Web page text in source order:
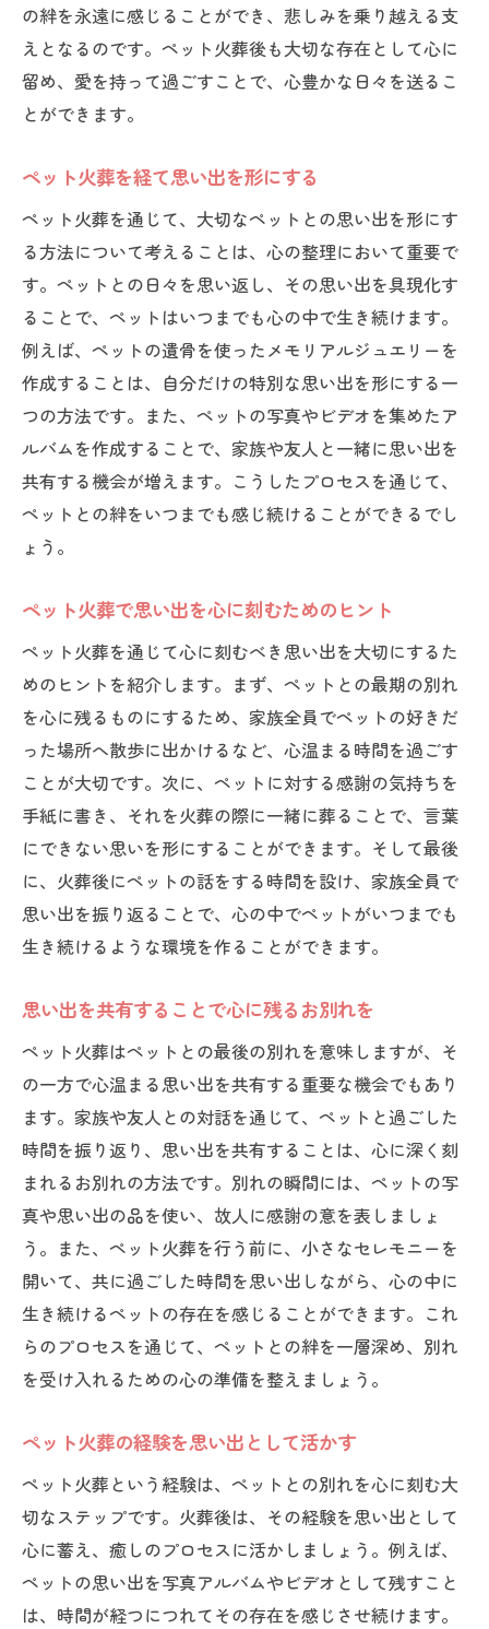
の絆を永遠に感じることができ、悲しみを乗り越える支
えとなるのです。ペット火葬後も大切な存在として心に
留め、愛を持って過ごすことで、心豊かな日々を送るこ
とができます。
ペット火葬を経て思い出を形にする
ペット火葬を通じて、大切なペットとの思い出を形にす
る方法について考えることは、心の整理において重要で
す。ペットとの日々を思い返し、その思い出を具現化す
ることで、ペットはいつまでも心の中で生き続けます。
例えば、ペットの遺骨を使ったメモリアルジュエリーを
作成することは、自分だけの特別な思い出を形にする一
つの方法です。また、ペットの写真やビデオを集めたア
ルバムを作成することで、家族や友人と一緒に思い出を
共有する機会が増えます。こうしたプロセスを通じて、
ペットとの絆をいつまでも感じ続けることができるでし
ょう。
ペット火葬で思い出を心に刻むためのヒント
ペット火葬を通じて心に刻むべき思い出を大切にするた
めのヒントを紹介します。まず、ペットとの最期の別れ
を心に残るものにするため、家族全員でペットの好きだ
った場所へ散歩に出かけるなど、心温まる時間を過ごす
ことが大切です。次に、ペットに対する感謝の気持ちを
手紙に書き、それを火葬の際に一緒に葬ることで、言葉
にできない思いを形にすることができます。そして最後
に、火葬後にペットの話をする時間を設け、家族全員で
思い出を振り返ることで、心の中でペットがいつまでも
生き続けるような環境を作ることができます。
思い出を共有することで心に残るお別れを
ペット火葬はペットとの最後の別れを意味しますが、そ
の一方で心温まる思い出を共有する重要な機会でもあり
ます。家族や友人との対話を通じて、ペットと過ごした
時間を振り返り、思い出を共有することは、心に深く刻
まれるお別れの方法です。別れの瞬間には、ペットの写
真や思い出の品を使い、故人に感謝の意を表しましょ
う。また、ペット火葬を行う前に、小さなセレモニーを
開いて、共に過ごした時間を思い出しながら、心の中に
生き続けるペットの存在を感じることができます。これ
らのプロセスを通じて、ペットとの絆を一層深め、別れ
を受け入れるための心の準備を整えましょう。
ペット火葬の経験を思い出として活かす
ペット火葬という経験は、ペットとの別れを心に刻む大
切なステップです。火葬後は、その経験を思い出として
心に蓄え、癒しのプロセスに活かしましょう。例えば、
ペットの思い出を写真アルバムやビデオとして残すこと
は、時間が経つにつれてその存在を感じさせ続けます。